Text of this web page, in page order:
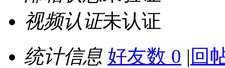
视频认证未认证
统计信息 好友数 0 | 回